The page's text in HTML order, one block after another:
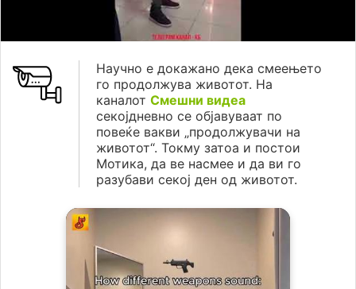
Научно е докажано дека смеењето
го продолжува животот. На
каналот Смешни видеа
секојдневно се објавуваат по
повеќе вакви „продолжувачи на
животот“. Токму затоа и постои
Мотика, да ве насмее и да ви го
разубави секој ден од животот.